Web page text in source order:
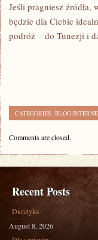
Jeśli pragniesz
będzie dla Ciebie
podróż – do Tunezji i
CATEGORIES: BLOG
Comments are closed.
Recent Posts
Dietetyka
August 8, 2026